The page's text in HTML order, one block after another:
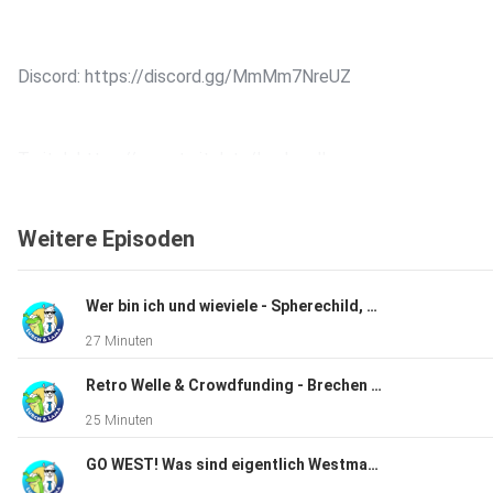
Discord: https://discord.gg/MmMm7NreUZ
Instagram: https://www.instagram.com/lurchundlama/
Werdet Patreon️
Weitere Episoden
Wer bin ich und wieviele - Spherechild, ein Rollenspiel mit Community Input
27 Minuten
Retro Welle & Crowdfunding - Brechen wir endlich die Konzernmacht?
25 Minuten
GO WEST! Was sind eigentlich Westmarches?